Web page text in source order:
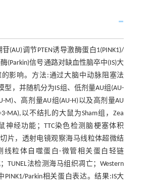
(AU)调节PTEN诱导激酶蛋白1(PINK1)/
(Parkin)信号通路对缺血性脑卒中(IS)大
影响。方法:通过大脑中动脉阻塞法
型，并随机分为IS组、低剂量AU组(AU-
M)、高剂量AU组(AU-H)以及高剂量AU
MA),以不结扎的大鼠为Sham组，Zea
神经功能；TTC染色检测脑梗塞体积
片，透射电镜观察海马线粒体超微结
线粒体自噬蛋白-微管相关蛋白轻链
；TUNEL法检测海马组织凋亡；Western
PINK1/Parkin相关蛋白表达。结果:IS大